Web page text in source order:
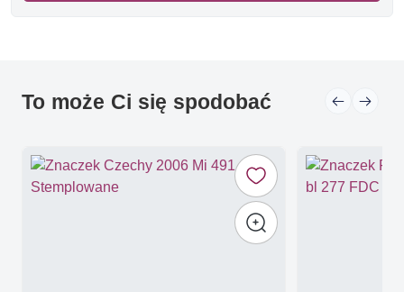
To może Ci się spodobać